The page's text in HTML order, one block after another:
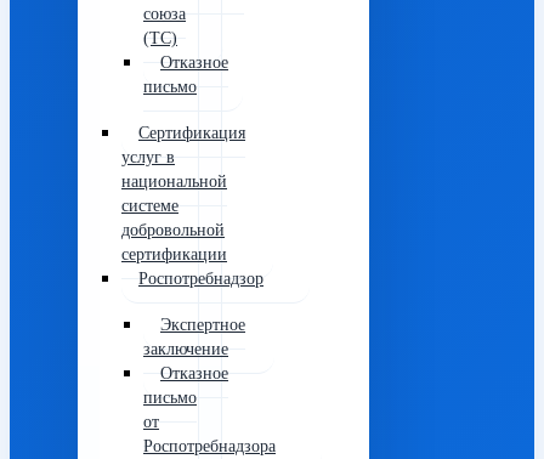
союза
(ТС)
Отказное
письмо
Сертификация
услуг в
национальной
системе
добровольной
сертификации
Роспотребнадзор
Экспертное
заключение
Отказное
письмо
от
Роспотребнадзора